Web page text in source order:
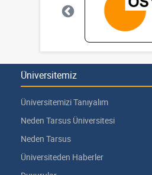
Üniversitemiz
Üniversitemizi Tanıyalım
Neden Tarsus Üniversitesi
Neden Tarsus
Üniversiteden Haberler